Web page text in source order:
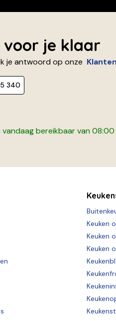
voor je klaar
je antwoord op onze
340
bereikbaar van
Keuken
Keuken
Keuken